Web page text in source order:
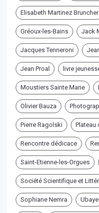
Elisabeth Martinez Bruncher
Gréoux-les-Bains Jack
Jacques Tenneroni
Jean Proal livre
Moustiers Sainte Marie
Olivier Bauza
Pierre Ragolski Plateau
Rencontre dédicace
Saint-Etienne-les-Orgues
Société Scientifique et
Sophiane Nemra Ubaye